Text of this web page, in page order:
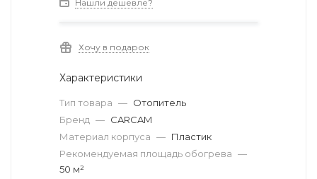
Нашли дешевле?
Хочу в подарок
Характеристики
Тип товара — Отопитель
Бренд — CARCAM
Материал корпуса — Пластик
Рекомендуемая площадь обогрева —
50 м²